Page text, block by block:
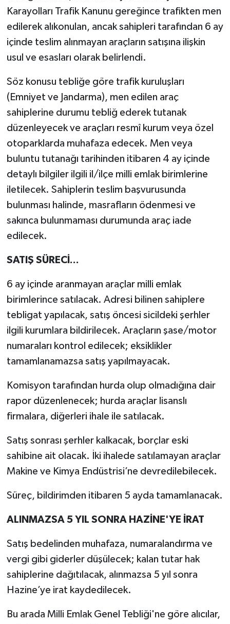
Karayolları Trafik Kanunu gereğince trafikten men
edilerek alıkonulan, ancak sahipleri tarafından 6 ay
içinde teslim alınmayan araçların satışına ilişkin
usul ve esasları olarak belirlendi.
Söz konusu tebliğe göre trafik kuruluşları
(Emniyet ve Jandarma), men edilen araç
sahiplerine durumu tebliğ ederek tutanak
düzenleyecek ve araçları resmî kurum veya özel
otoparklarda muhafaza edecek. Men veya
buluntu tutanağı tarihinden itibaren 4 ay içinde
detaylı bilgiler ilgili il/ilçe milli emlak birimlerine
iletilecek. Sahiplerin teslim başvurusunda
bulunması halinde, masrafların ödenmesi ve
sakınca bulunmaması durumunda araç iade
edilecek.
SATIŞ SÜRECİ...
6 ay içinde aranmayan araçlar milli emlak
birimlerince satılacak. Adresi bilinen sahiplere
tebligat yapılacak, satış öncesi sicildeki şerhler
ilgili kurumlara bildirilecek. Araçların şase/motor
numaraları kontrol edilecek; eksiklikler
tamamlanamazsa satış yapılmayacak.
Komisyon tarafından hurda olup olmadığına dair
rapor düzenlenecek; hurda araçlar lisanslı
firmalara, diğerleri ihale ile satılacak.
Satış sonrası şerhler kalkacak, borçlar eski
sahibine ait olacak. İki ihalede satılamayan araçlar
Makine ve Kimya Endüstrisi’ne devredilebilecek.
Süreç, bildirimden itibaren 5 ayda tamamlanacak.
ALINMAZSA 5 YIL SONRA HAZİNE'YE İRAT
Satış bedelinden muhafaza, numaralandırma ve
vergi gibi giderler düşülecek; kalan tutar hak
sahiplerine dağıtılacak, alınmazsa 5 yıl sonra
Hazine’ye irat kaydedilecek.
Bu arada Milli Emlak Genel Tebliği'ne göre alıcılar,